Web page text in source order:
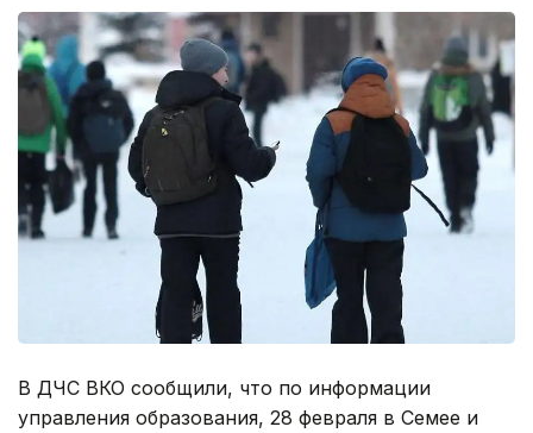
В ДЧС ВКО сообщили, что по информации
управления образования, 28 февраля в Семее и